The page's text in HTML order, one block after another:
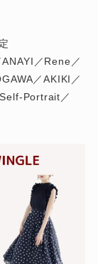
／Rene／
／AKIKI／
Portrait／